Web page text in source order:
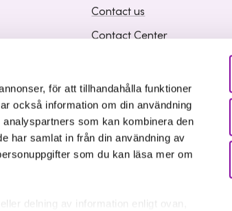
för att tillhandahålla funktioner
också information om din användning
som kan kombinera den
har samlat in från din användning av
som du kan läsa mer om
delning av information enligt ovan,
Contact us
Contact Center
Supplier Information